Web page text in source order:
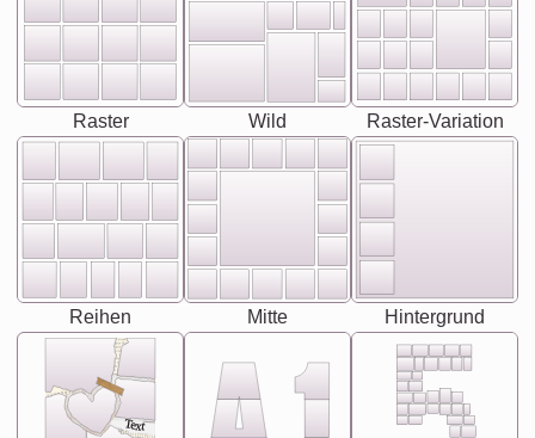
Raster Wild Raster-Variation
Reihen Mitte Hintergrund
Text